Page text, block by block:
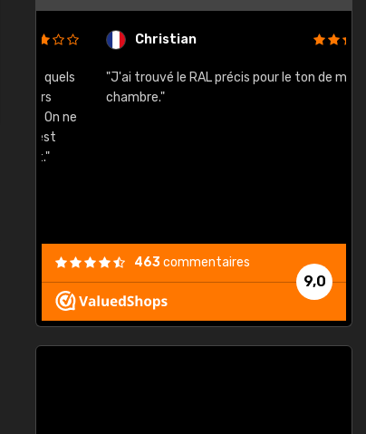
Christian
"J'ai trouvé le RAL précis pour le ton de ma
chambre."
9,0
463commentaires